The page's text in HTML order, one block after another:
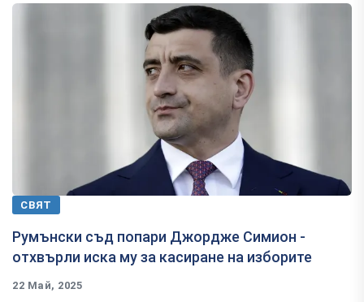
СВЯТ
Румънски съд попари Джордже Симион -
отхвърли иска му за касиране на изборите
22 Май, 2025